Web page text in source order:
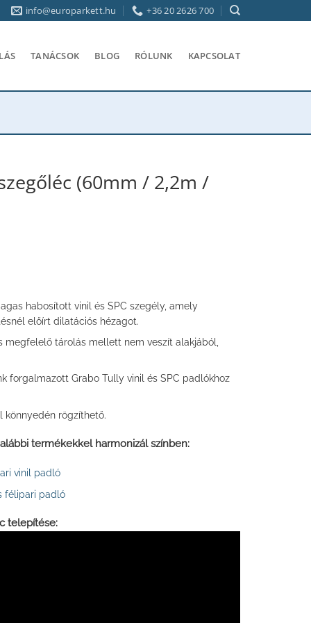
info@europarkett.hu +36 20 2626 700
TANÁCSOK BLOG RÓLUNK KAPCSOLAT
(60mm / 2,2m /
habosított vinil és SPC szegély, amely
előírt dilatációs hézagot.
megfelelő tárolás mellett nem veszít alakjából,
forgalmazott Grabo Tully vinil és SPC padlókhoz
könnyedén rögzíthető.
termékekkel harmonizál színben:
vinil padló
félipari padló
telepítése: